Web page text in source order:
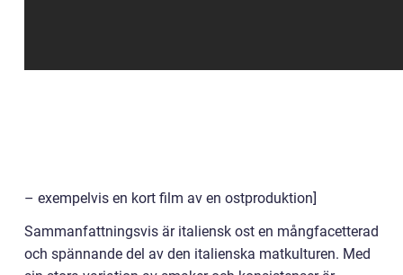
– exempelvis en kort film av en ostproduktion]
Sammanfattningsvis är italiensk ost en mångfacetterad
och spännande del av den italienska matkulturen. Med